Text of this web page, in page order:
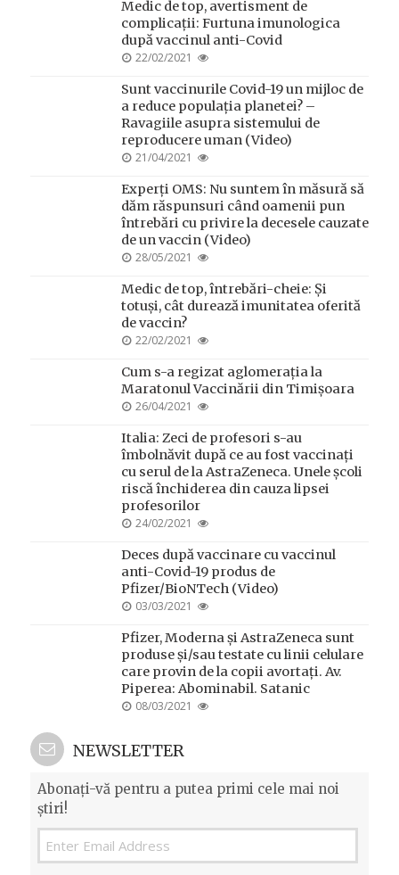
Medic de top, avertisment de
complicații: Furtuna imunologica
după vaccinul anti-Covid
POSTED
22/02/2021
Sunt vaccinurile Covid-19 un mijloc de
a reduce populația planetei? –
Ravagiile asupra sistemului de
reproducere uman (Video)
POSTED
21/04/2021
Experți OMS: Nu suntem în măsură să
dăm răspunsuri când oamenii pun
întrebări cu privire la decesele cauzate
de un vaccin (Video)
POSTED
28/05/2021
Medic de top, întrebări-cheie: Și
totuși, cât durează imunitatea oferită
de vaccin?
POSTED
22/02/2021
Cum s-a regizat aglomerația la
Maratonul Vaccinării din Timișoara
POSTED
26/04/2021
Italia: Zeci de profesori s-au
îmbolnăvit după ce au fost vaccinați
cu serul de la AstraZeneca. Unele școli
riscă închiderea din cauza lipsei
profesorilor
POSTED
24/02/2021
Deces după vaccinare cu vaccinul
anti-Covid-19 produs de
Pfizer/BioNTech (Video)
POSTED
03/03/2021
Pfizer, Moderna și AstraZeneca sunt
produse și/sau testate cu linii celulare
care provin de la copii avortați. Av.
Piperea: Abominabil. Satanic
POSTED
08/03/2021
NEWSLETTER
Abonați-vă pentru a putea primi cele mai noi
știri!